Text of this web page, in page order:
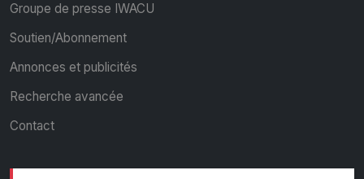
Groupe de presse IWACU
Soutien/Abonnement
Annonces et publicités
Recherche avancée
Contact